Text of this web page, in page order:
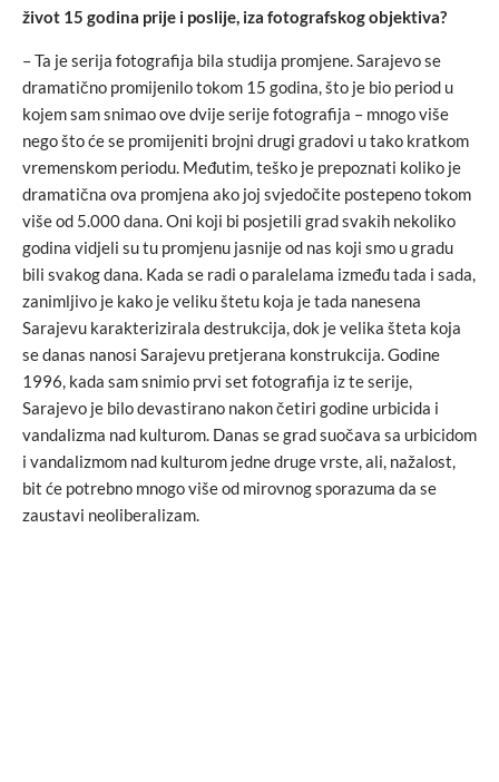
život 15 godina prije i poslije, iza fotografskog objektiva?
– Ta je serija fotografija bila studija promjene. Sarajevo se
dramatično promijenilo tokom 15 godina, što je bio period u
kojem sam snimao ove dvije serije fotografija – mnogo više
nego što će se promijeniti brojni drugi gradovi u tako kratkom
vremenskom periodu. Međutim, teško je prepoznati koliko je
dramatična ova promjena ako joj svjedočite postepeno tokom
više od 5.000 dana. Oni koji bi posjetili grad svakih nekoliko
godina vidjeli su tu promjenu jasnije od nas koji smo u gradu
bili svakog dana. Kada se radi o paralelama između tada i sada,
zanimljivo je kako je veliku štetu koja je tada nanesena
Sarajevu karakterizirala destrukcija, dok je velika šteta koja
se danas nanosi Sarajevu pretjerana konstrukcija. Godine
1996, kada sam snimio prvi set fotografija iz te serije,
Sarajevo je bilo devastirano nakon četiri godine urbicida i
vandalizma nad kulturom. Danas se grad suočava sa urbicidom
i vandalizmom nad kulturom jedne druge vrste, ali, nažalost,
bit će potrebno mnogo više od mirovnog sporazuma da se
zaustavi neoliberalizam.